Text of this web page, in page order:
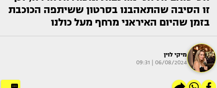
זו הסיבה שהתאהבנו בסרטון ששיתפה הכוכבת
בזמן שהיום האיראני מרחף מעל כולנו
מיקי לוין
06/08/2024 | 09:31